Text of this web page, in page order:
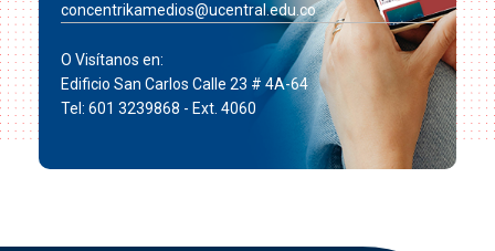
concentrikamedios@ucentral.edu.co
O Visítanos en:
Edificio San Carlos Calle 23 # 4A-64
Tel: 601 3239868 - Ext. 4060